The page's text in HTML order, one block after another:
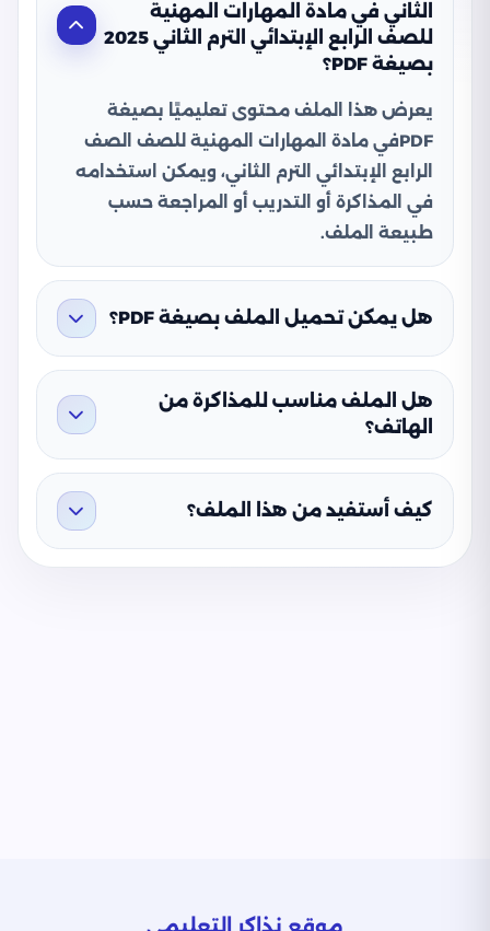
الثاني في مادة المهارات المهنية
للصف الرابع الإبتدائي الترم الثاني 2025
بصيغة PDF؟
يعرض هذا الملف محتوى تعليميًا بصيغة
PDFفي مادة المهارات المهنية للصف الصف
الرابع الإبتدائي الترم الثاني، ويمكن استخدامه
في المذاكرة أو التدريب أو المراجعة حسب
طبيعة الملف.
هل يمكن تحميل الملف بصيغة PDF؟
هل الملف مناسب للمذاكرة من
الهاتف؟
كيف أستفيد من هذا الملف؟